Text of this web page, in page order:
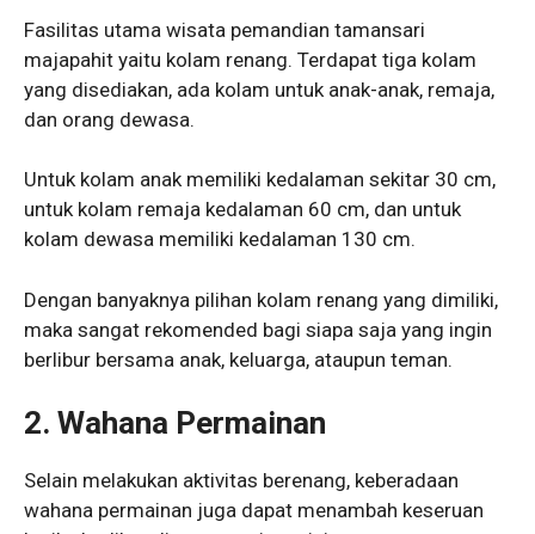
Fasilitas utama wisata pemandian tamansari
majapahit yaitu kolam renang. Terdapat tiga kolam
yang disediakan, ada kolam untuk anak-anak, remaja,
dan orang dewasa.
Untuk kolam anak memiliki kedalaman sekitar 30 cm,
untuk kolam remaja kedalaman 60 cm, dan untuk
kolam dewasa memiliki kedalaman 130 cm.
Dengan banyaknya pilihan kolam renang yang dimiliki,
maka sangat rekomended bagi siapa saja yang ingin
berlibur bersama anak, keluarga, ataupun teman.
2. Wahana Permainan
Selain melakukan aktivitas berenang, keberadaan
wahana permainan juga dapat menambah keseruan